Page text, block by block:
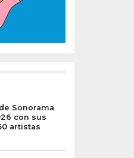
Sonorama
con sus
artistas